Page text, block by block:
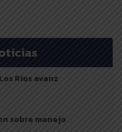
Ríos avanz
sobre manejo